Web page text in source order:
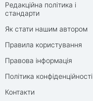
Редакційна політика і
стандарти
Як стати нашим автором
Правила користування
Правова інформація
Політика конфіденційності
Контакти